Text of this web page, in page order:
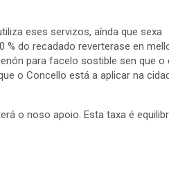
eses servizos, aínda que sexa
do recadado reverterase en
para facelo sostible sen que o
o Concello está a aplicar na
o noso apoio. Esta taxa é